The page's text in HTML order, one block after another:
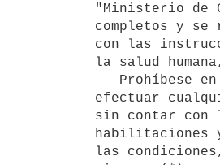
"Ministerio de
completos y se
con las
la salud
efectuar
sin contar
habilitaciones
las